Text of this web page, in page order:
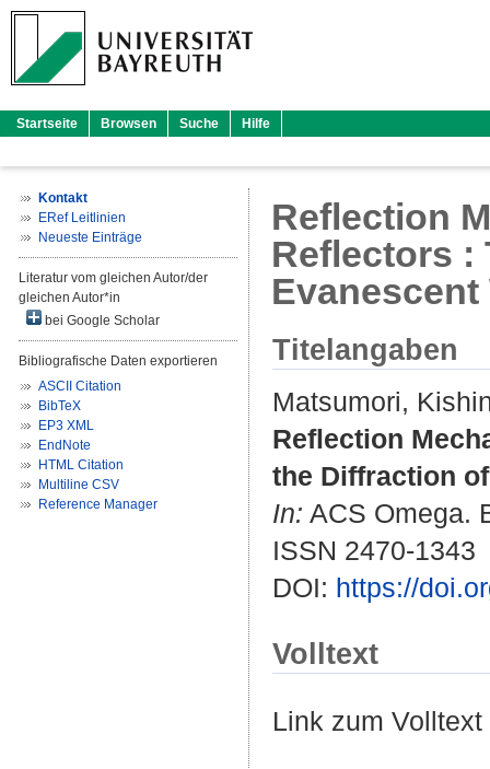
Startseite Browsen Suche Hilfe
Kontakt
ERef Leitlinien
Neueste Einträge
Literatur vom gleichen Autor/der
gleichen Autor*in
bei Google Scholar
Bibliografische Daten exportieren
ASCII Citation
BibTeX
EP3 XML
EndNote
HTML Citation
Multiline CSV
Reference Manager
Reflection
Reflectors :
Titelangaben
Matsumori,
Reflection
the Diffraction
In: ACS Omega.
ISSN 2470-1343
DOI: https://
Volltext
Link zum